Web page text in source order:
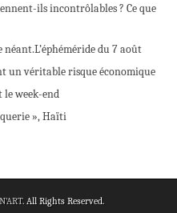
ils incontrôlables ? Ce que
néant.L’éphéméride du 7 août
un véritable risque économique
week-end
», Haïti
. All Rights Reserved.